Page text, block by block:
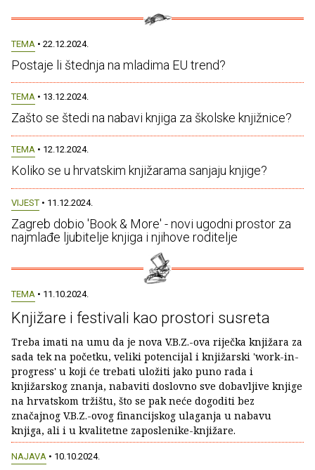
TEMA • 22.12.2024.
Postaje li štednja na mladima EU trend?
TEMA • 13.12.2024.
Zašto se štedi na nabavi knjiga za školske knjižnice?
TEMA • 12.12.2024.
Koliko se u hrvatskim knjižarama sanjaju knjige?
VIJEST • 11.12.2024.
Zagreb dobio 'Book & More' - novi ugodni prostor za
najmlađe ljubitelje knjiga i njihove roditelje
TEMA • 11.10.2024.
Knjižare i festivali kao prostori susreta
Treba imati na umu da je nova V.B.Z.-ova riječka knjižara za
sada tek na početku, veliki potencijal i knjižarski 'work-in-
progress' u koji će trebati uložiti jako puno rada i
knjižarskog znanja, nabaviti doslovno sve dobavljive knjige
na hrvatskom tržištu, što se pak neće dogoditi bez
značajnog V.B.Z.-ovog financijskog ulaganja u nabavu
knjiga, ali i u kvalitetne zaposlenike-knjižare.
NAJAVA • 10.10.2024.